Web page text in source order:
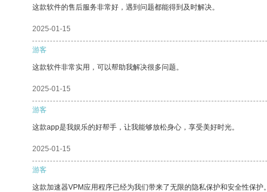
这款软件的售后服务非常好，遇到问题都能得到及时解决。
2025-01-15
游客
这款软件非常实用，可以帮助我解决很多问题。
2025-01-15
游客
这款app是我娱乐的好帮手，让我能够放松身心，享受美好时光。
2025-01-15
游客
这款加速器VPM应用程序已经为我们带来了无限的隐私保护和安全性保护。